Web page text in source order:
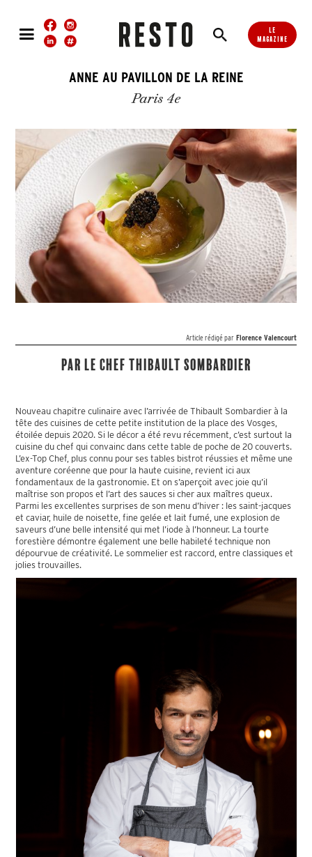
LE
MAGAZINE
ANNE AU PAVILLON DE LA REINE
Paris 4e
Article rédigé par Florence Valencourt
Par le chef Thibault Sombardier
Nouveau chapitre culinaire avec l’arrivée de Thibault Sombardier à la
tête des cuisines de cette petite institution de la place des Vosges,
étoilée depuis 2020. Si le décor a été revu récemment, c’est surtout la
cuisine du chef qui convainc dans cette table de poche de 20 couverts.
L’ex-Top Chef, plus connu pour ses tables bistrot réussies et même une
aventure coréenne que pour la haute cuisine, revient ici aux
fondamentaux de la gastronomie. Et on s’aperçoit avec joie qu’il
maîtrise son propos et l’art des sauces si cher aux maîtres queux.
Parmi les excellentes surprises de son menu d’hiver : les saint-jacques
et caviar, huile de noisette, fine gelée et lait fumé, une explosion de
saveurs d’une belle intensité qui met l’iode à l’honneur. La tourte
forestière démontre également une belle habileté technique non
dépourvue de créativité. Le sommelier est raccord, entre classiques et
jolies trouvailles.